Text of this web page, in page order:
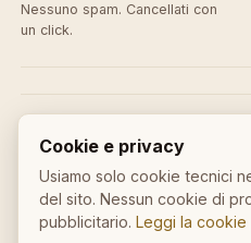
Nessuno spam. Cancellati con
un click.
CalcioMercato.in
DizionarioItaliano.net
Cookie e privacy
Usiamo solo cookie tecnici
del sito. Nessun cookie di
pubblicitario.Leggi la cookie